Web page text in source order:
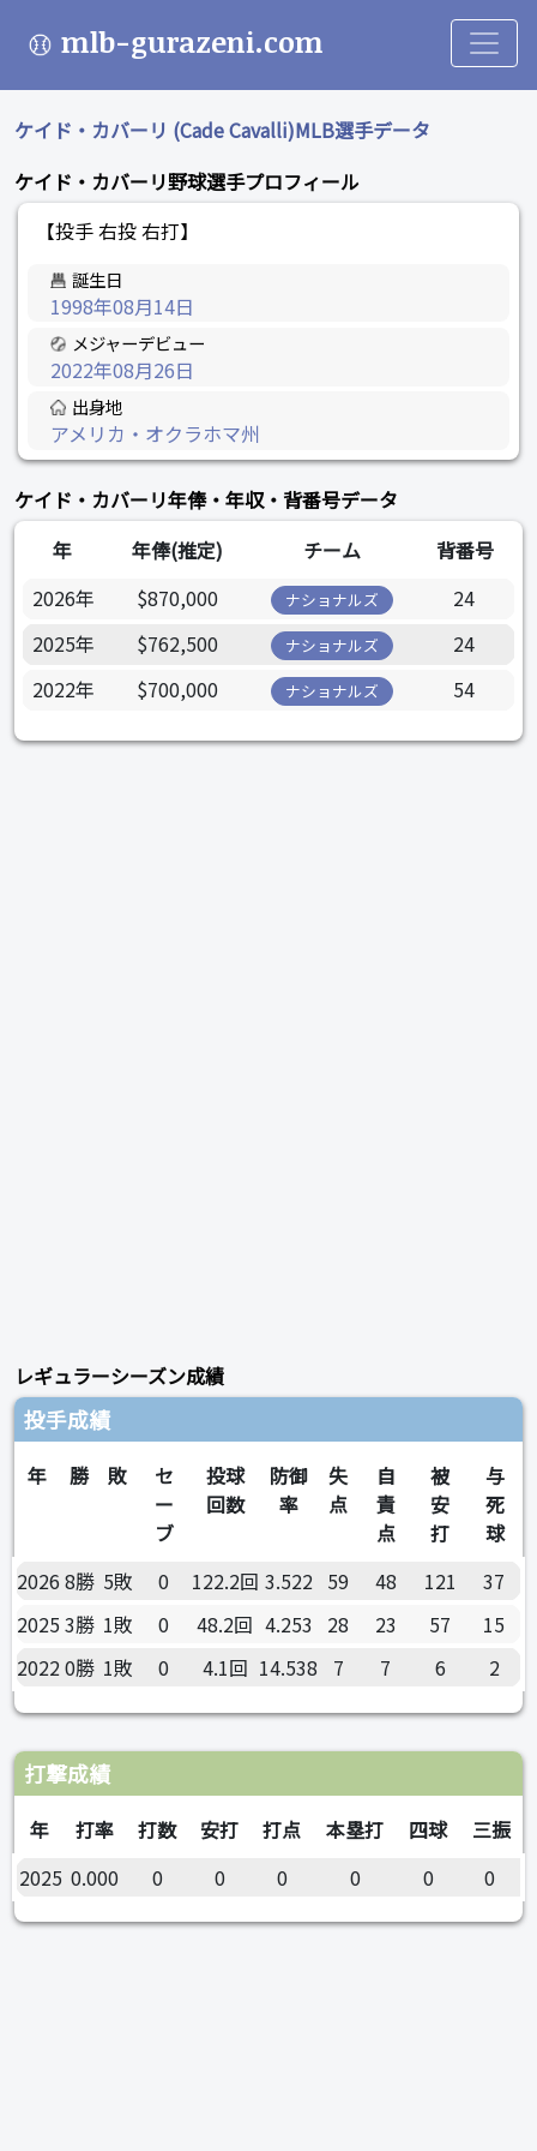
mlb-gurazeni.com
ケイド・カバーリ (Cade Cavalli)MLB選手データ
ケイド・カバーリ野球選手プロフィール
【投手 右投 右打】
誕生日
1998年08月14日
メジャーデビュー
2022年08月26日
出身地
アメリカ・オクラホマ州
ケイド・カバーリ年俸・年収・背番号データ
年
年俸(推定) チーム
背番号
2026年
$870,000 ナショナルズ
24
2025年
$762,500 ナショナルズ
24
2022年
$700,000 ナショナルズ 54
レギュラーシーズン成績
投手成績
年 勝 敗
セ
ー
ブ
投球
回数
防御
率
失
点
自
責
点
被
安
打
与
死
球
2026 8勝 5敗 0 122.2回 3.522 59 48 121
37
2025 3勝 1敗 0 48.2回 4.253 28 23 57
15
20220勝 1敗 0 4.1回 14.538 7 7 6 2
打撃成績
年 打率 打数 安打 打点 本塁打 四球
三振
2025 0.000 0 0 0 0 0 0